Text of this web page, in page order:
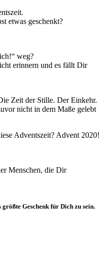
etwas geschenkt?
weg?
erinnern und es fällt Dir
Zeit der Stille. Der Einkehr.
nicht in dem Maße gelebt
Adventszeit? Advent 2020!
Menschen, die Dir
Geschenk für Dich zu sein.